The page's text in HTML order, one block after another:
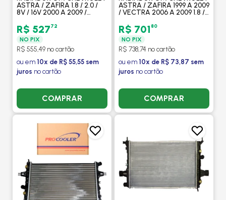
ASTRA / ZAFIRA 1.8 / 2.0 /
8V / 16V 2000 A 2009 /
2006 A 2009 MANUAL -
VISCONDE
R$ 52772
NO PIX
R$ 555,49 no cartão
ou em 10x de R$ 55,55 sem
juros no cartão
COMPRAR
ASTRA / ZAFIRA 1999 A 2009
/ VECTRA 2006 A 2009 1.8 /
AUTOMATICO -
PROCOOLER
R$ 701 80
NO PIX
R$ 738,74 no cartão
ou em 10x de R$ 73,87 sem
juros no cartão
COMPRAR